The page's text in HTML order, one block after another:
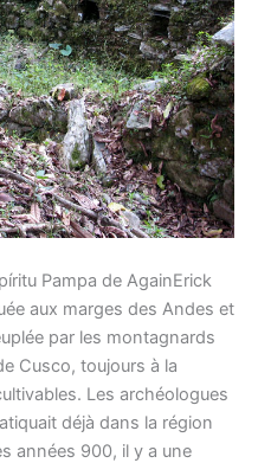
Pampa de AgainErick
aux marges des Andes et
par les montagnards
Cusco, toujours à la
Les archéologues
déjà dans la région
années 900, il y a une